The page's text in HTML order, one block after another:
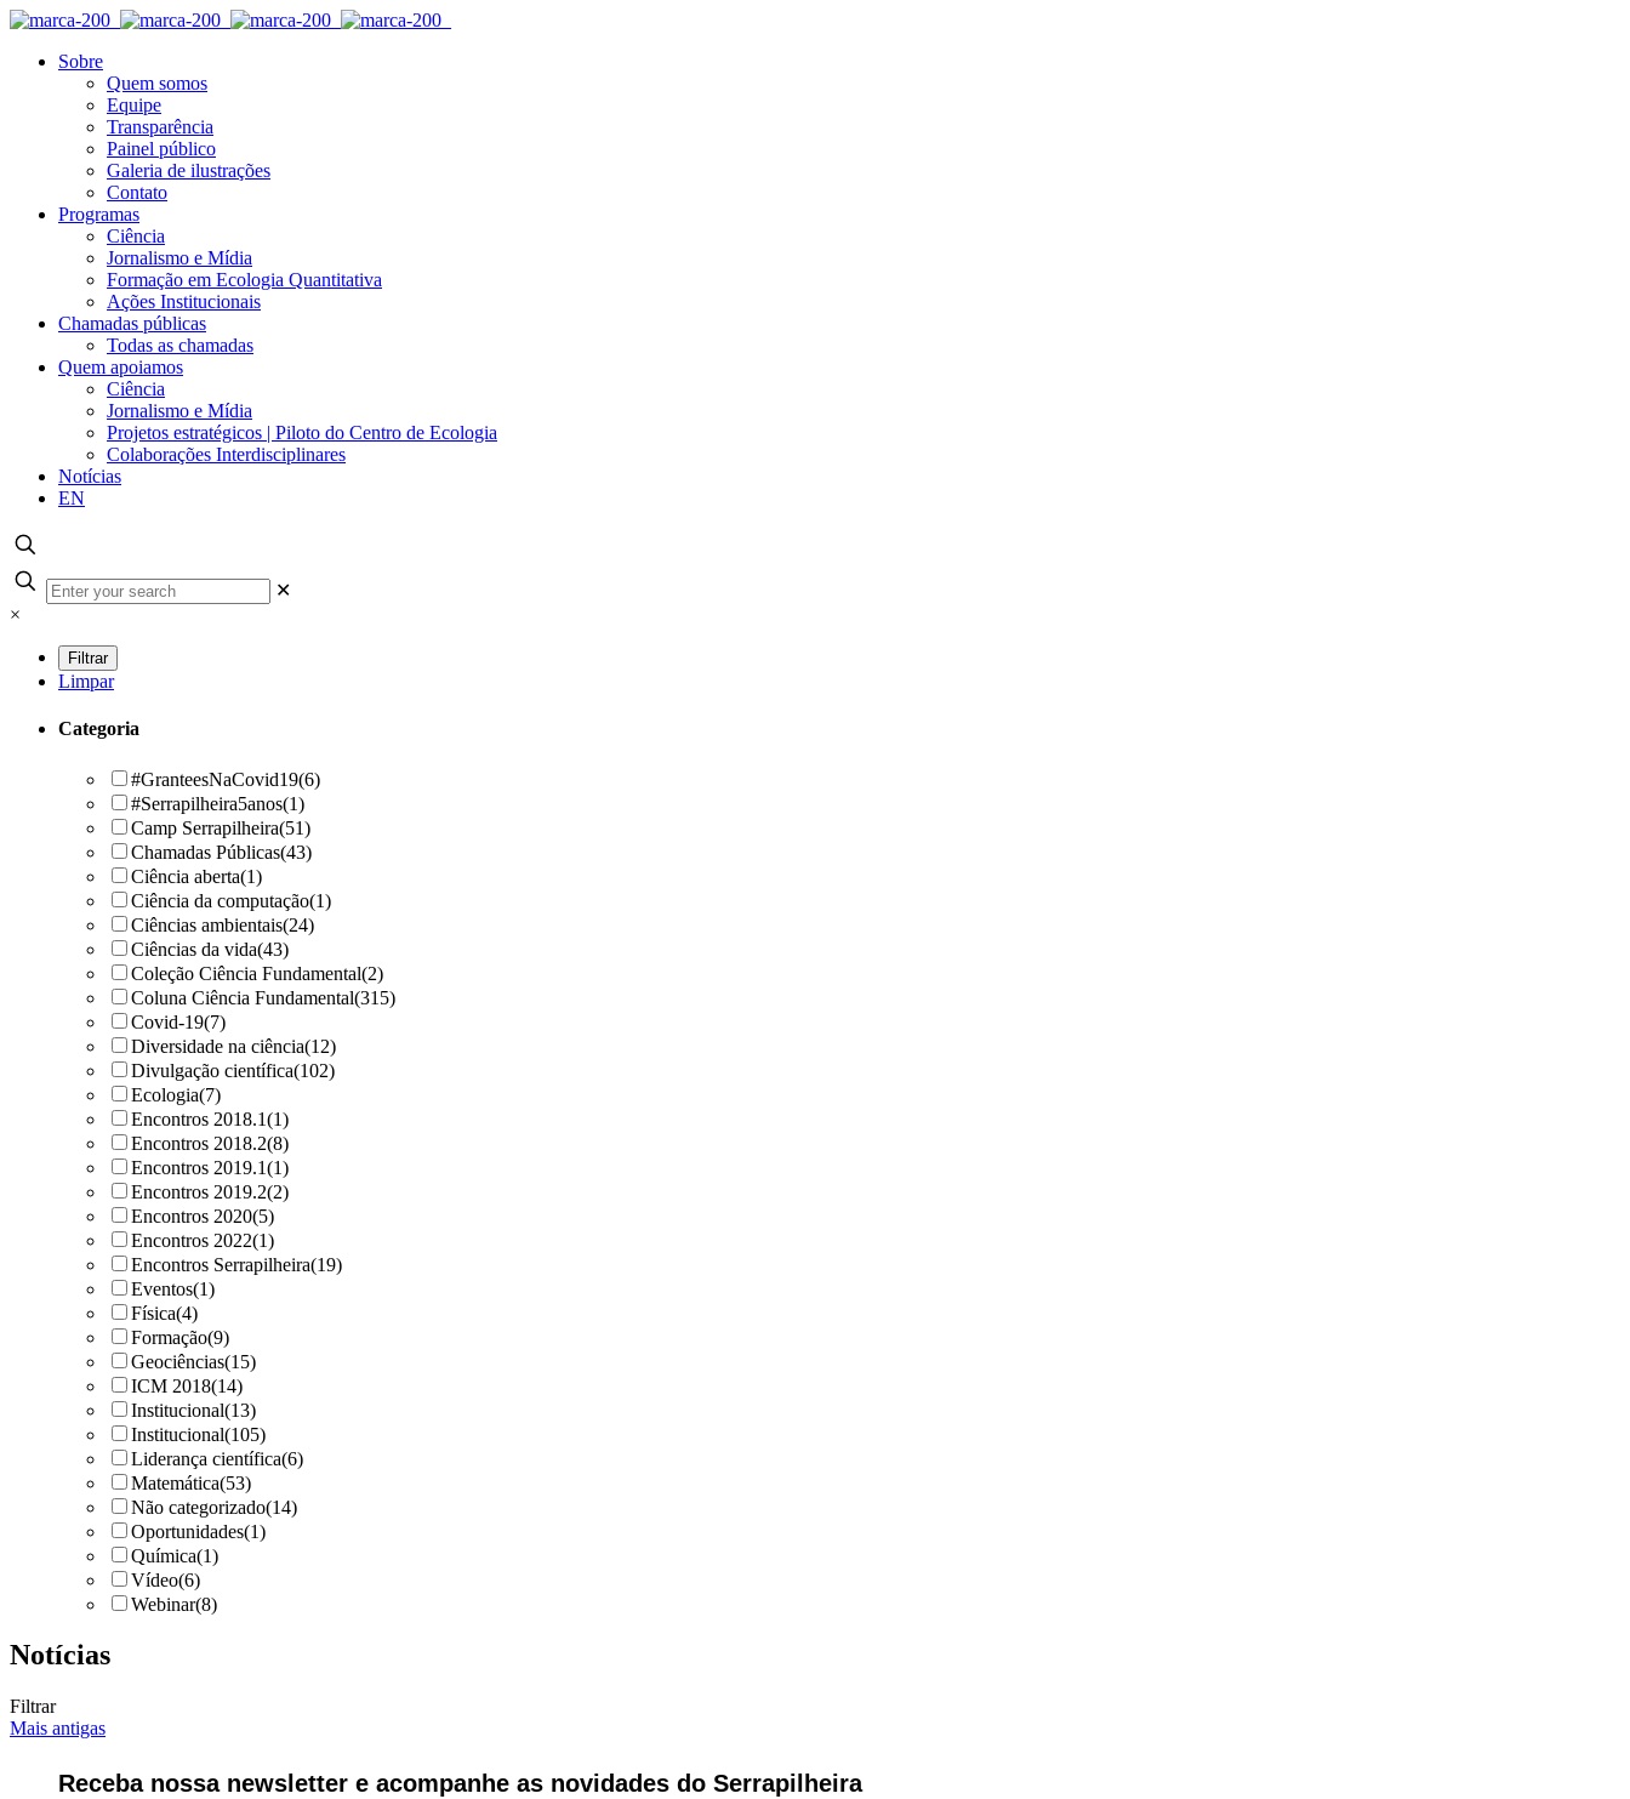
Sobre
Quem somos
Equipe
Transparência
Painel público
Galeria de ilustrações
Contato
Programas
Ciência
Jornalismo e Mídia
Formação em Ecologia Quantitativa
Ações Institucionais
Chamadas públicas
Todas as chamadas
Quem apoiamos
Ciência
Jornalismo e Mídia
Projetos estratégicos | Piloto do Centro de Ecologia
Colaborações Interdisciplinares
Notícias
EN
✕
×
Limpar
Categoria
#GranteesNaCovid19(6)
#Serrapilheira5anos(1)
Camp Serrapilheira(51)
Chamadas Públicas(43)
Ciência aberta(1)
Ciência da computação(1)
Ciências ambientais(24)
Ciências da vida(43)
Coleção Ciência Fundamental(2)
Coluna Ciência Fundamental(315)
Covid-19(7)
Diversidade na ciência(12)
Divulgação científica(102)
Ecologia(7)
Encontros 2018.1(1)
Encontros 2018.2(8)
Encontros 2019.1(1)
Encontros 2019.2(2)
Encontros 2020(5)
Encontros 2022(1)
Encontros Serrapilheira(19)
Eventos(1)
Física(4)
Formação(9)
Geociências(15)
ICM 2018(14)
Institucional(13)
Institucional(105)
Liderança científica(6)
Matemática(53)
Não categorizado(14)
Oportunidades(1)
Química(1)
Vídeo(6)
Webinar(8)
Notícias
Filtrar
Mais antigas
Receba nossa newsletter e acompanhe as novidades do Serrapilheira